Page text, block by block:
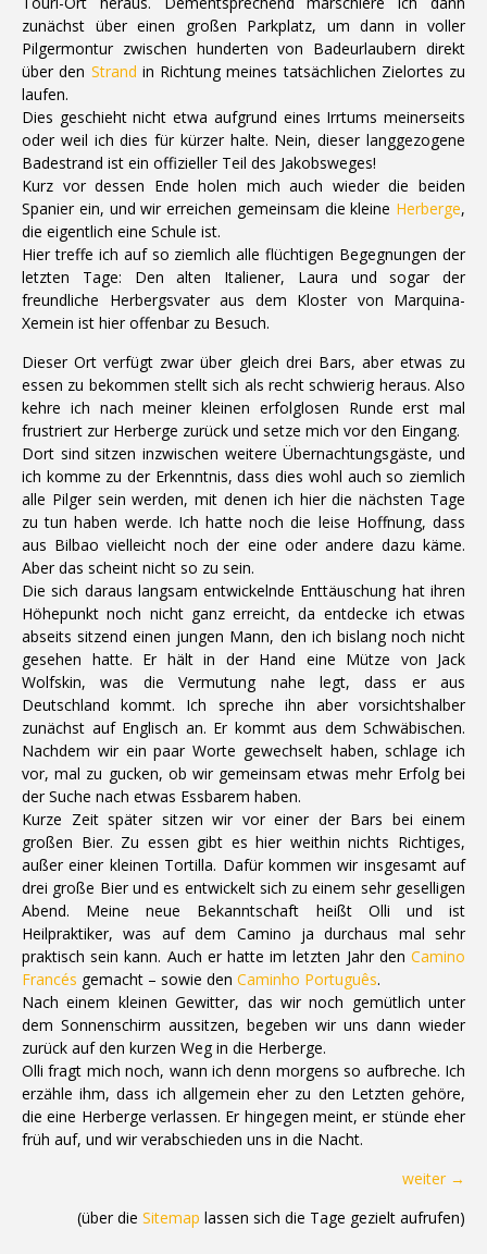
zunächst über einen großen Parkplatz, um dann in voller
Pilgermontur zwischen hunderten von Badeurlaubern direkt
über den Strand in Richtung meines tatsächlichen Zielortes zu
laufen.
Dies geschieht nicht etwa aufgrund eines Irrtums meinerseits
oder weil ich dies für kürzer halte. Nein, dieser langgezogene
Badestrand ist ein offizieller Teil des Jakobsweges!
Kurz vor dessen Ende holen mich auch wieder die beiden
Spanier ein, und wir erreichen gemeinsam die kleine Herberge,
die eigentlich eine Schule ist.
Hier treffe ich auf so ziemlich alle flüchtigen Begegnungen der
letzten Tage: Den alten Italiener, Laura und sogar der
freundliche Herbergsvater aus dem Kloster von Marquina-
Xemein ist hier offenbar zu Besuch.
Dieser Ort verfügt zwar über gleich drei Bars, aber etwas zu
essen zu bekommen stellt sich als recht schwierig heraus. Also
kehre ich nach meiner kleinen erfolglosen Runde erst mal
frustriert zur Herberge zurück und setze mich vor den Eingang.
Dort sind sitzen inzwischen weitere Übernachtungsgäste, und
ich komme zu der Erkenntnis, dass dies wohl auch so ziemlich
alle Pilger sein werden, mit denen ich hier die nächsten Tage
zu tun haben werde. Ich hatte noch die leise Hoffnung, dass
aus Bilbao vielleicht noch der eine oder andere dazu käme.
Aber das scheint nicht so zu sein.
Die sich daraus langsam entwickelnde Enttäuschung hat ihren
Höhepunkt noch nicht ganz erreicht, da entdecke ich etwas
abseits sitzend einen jungen Mann, den ich bislang noch nicht
gesehen hatte. Er hält in der Hand eine Mütze von Jack
Wolfskin, was die Vermutung nahe legt, dass er aus
Deutschland kommt. Ich spreche ihn aber vorsichtshalber
zunächst auf Englisch an. Er kommt aus dem Schwäbischen.
Nachdem wir ein paar Worte gewechselt haben, schlage ich
vor, mal zu gucken, ob wir gemeinsam etwas mehr Erfolg bei
der Suche nach etwas Essbarem haben.
Kurze Zeit später sitzen wir vor einer der Bars bei einem
großen Bier. Zu essen gibt es hier weithin nichts Richtiges,
außer einer kleinen Tortilla. Dafür kommen wir insgesamt auf
drei große Bier und es entwickelt sich zu einem sehr geselligen
Abend. Meine neue Bekanntschaft heißt Olli und ist
Heilpraktiker, was auf dem Camino ja durchaus mal sehr
praktisch sein kann. Auch er hatte im letzten Jahr den Camino
Francés gemacht – sowie den Caminho Português.
Nach einem kleinen Gewitter, das wir noch gemütlich unter
dem Sonnenschirm aussitzen, begeben wir uns dann wieder
zurück auf den kurzen Weg in die Herberge.
Olli fragt mich noch, wann ich denn morgens so aufbreche. Ich
erzähle ihm, dass ich allgemein eher zu den Letzten gehöre,
die eine Herberge verlassen. Er hingegen meint, er stünde eher
früh auf, und wir verabschieden uns in die Nacht.
weiter →
(über die Sitemap lassen sich die Tage gezielt aufrufen)